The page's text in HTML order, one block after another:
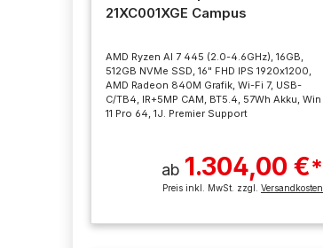
21XC001XGE Campus
AMD Ryzen AI 7 445 (2.0-4.6GHz), 16GB,
512GB NVMe SSD, 16" FHD IPS 1920x1200,
AMD Radeon 840M Grafik, Wi-Fi 7, USB-
C/TB4, IR+5MP CAM, BT5.4, 57Wh Akku, Win
11 Pro 64, 1J. Premier Support
ab 1.304,00 €*
Preis inkl. MwSt. zzgl. Versandkosten